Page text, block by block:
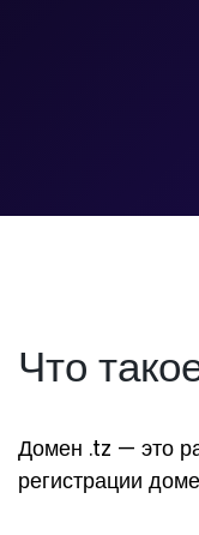
Что
Домен .tz — это
регистрации